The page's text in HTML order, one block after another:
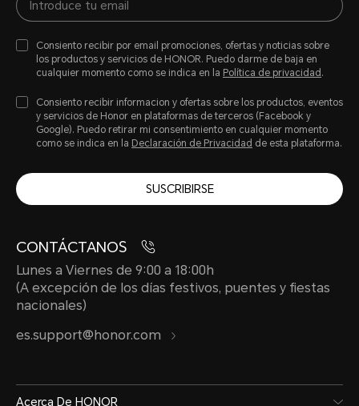
Consiento recibir por email promociones, ofertas y noticias sobre
los productos y servicios de HONOR. Puedo darme de baja en
cualquier momento como se indica en la Política de privacidad .
Consiento recibir informacion y ofertas sobre los productos, eventos
y servicios de Honor en plataformas de terceros (Facebook y
Google). Puedo retirar mi consentimiento en cualquier momento
como se indica en la Declaración de Privacidad de esta plataforma.
SUSCRIBIRSE
CONTÁCTANOS
Lunes a Viernes de 9:00 a 18:00h
(A excepción de los días festivos, puentes y fiestas
nacionales)
es.support@honor.com
Acerca De HONOR